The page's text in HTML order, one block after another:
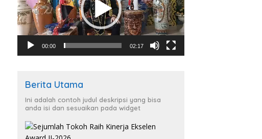
00:00 02:17
Berita Utama
Ini adalah contoh judul deskripsi yang bisa
anda isi dan sesuaikan pada widget